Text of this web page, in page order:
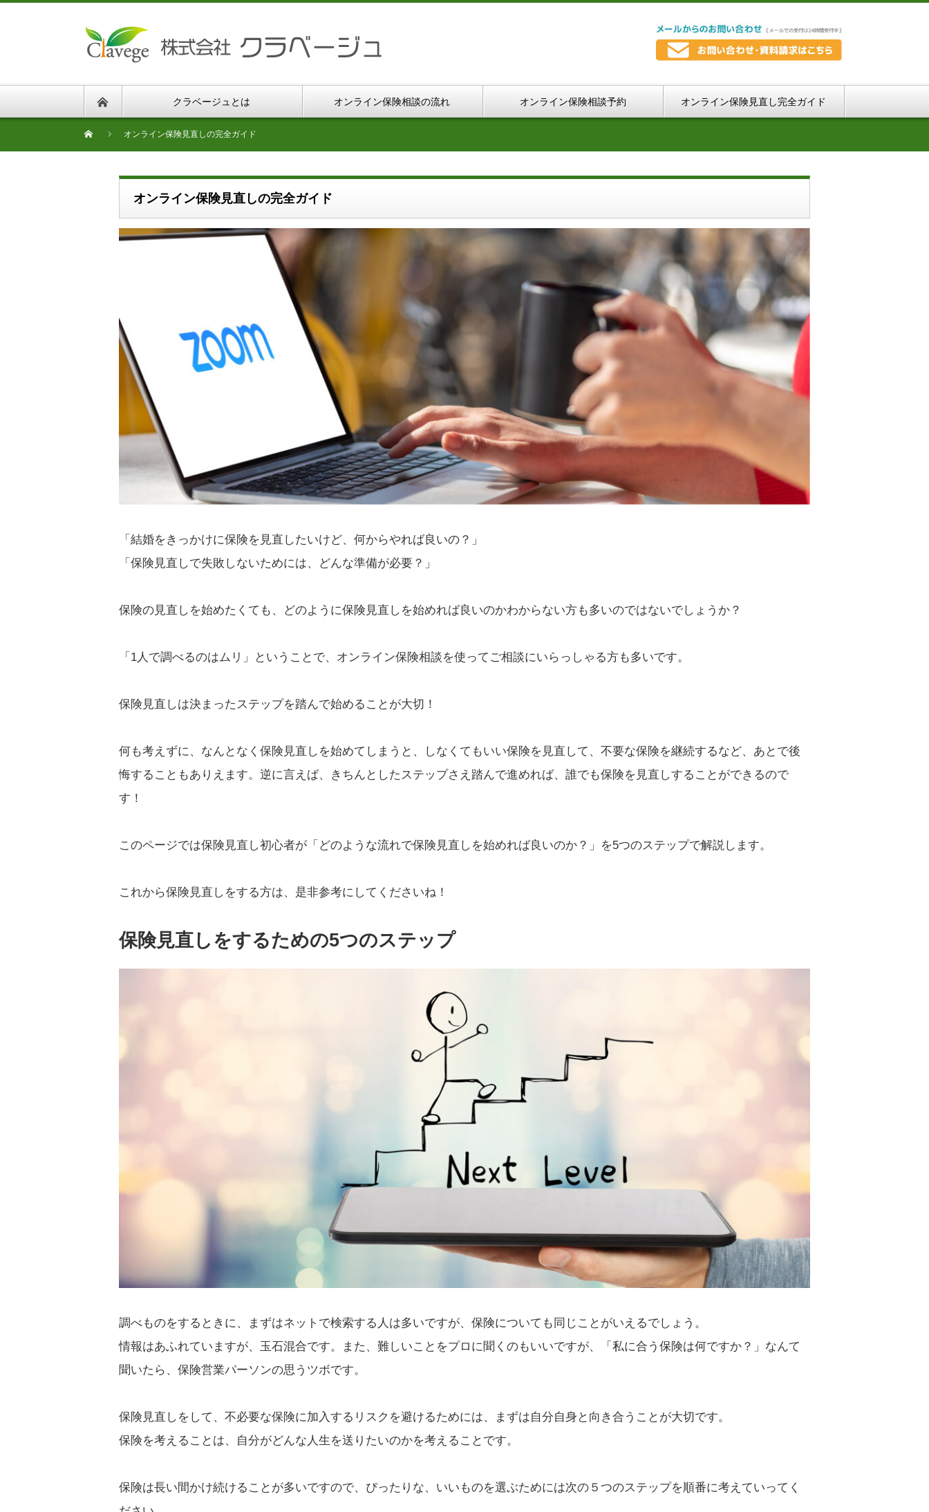
クラベージュとは オンライン保険相談の流れ オンライン保険相談予約 オンライン保険見直し完全ガイド
オンライン保険見直しの完全ガイド
オンライン保険見直しの完全ガイド
「結婚をきっかけに保険を見直したいけど、何からやれば良いの？」
「保険見直しで失敗しないためには、どんな準備が必要？」
保険の見直しを始めたくても、どのように保険見直しを始めれば良いのかわからない方も多いのではないでしょうか？
「1人で調べるのはムリ」ということで、オンライン保険相談を使ってご相談にいらっしゃる方も多いです。
保険見直しは決まったステップを踏んで始めることが大切！
何も考えずに、なんとなく保険見直しを始めてしまうと、しなくてもいい保険を見直して、不要な保険を継続するなど、あとで後
悔することもありえます。逆に言えば、きちんとしたステップさえ踏んで進めれば、誰でも保険を見直しすることができるので
す！
このページでは保険見直し初心者が「どのような流れで保険見直しを始めれば良いのか？」を5つのステップで解説します。
これから保険見直しをする方は、是非参考にしてくださいね！
保険見直しをするための5つのステップ
調べものをするときに、まずはネットで検索する人は多いですが、保険についても同じことがいえるでしょう。
情報はあふれていますが、玉石混合です。また、難しいことをプロに聞くのもいいですが、「私に合う保険は何ですか？」なんて
聞いたら、保険営業パーソンの思うツボです。
保険見直しをして、不必要な保険に加入するリスクを避けるためには、まずは自分自身と向き合うことが大切です。
保険を考えることは、自分がどんな人生を送りたいのかを考えることです。
保険は長い間かけ続けることが多いですので、ぴったりな、いいものを選ぶためには次の５つのステップを順番に考えていってく